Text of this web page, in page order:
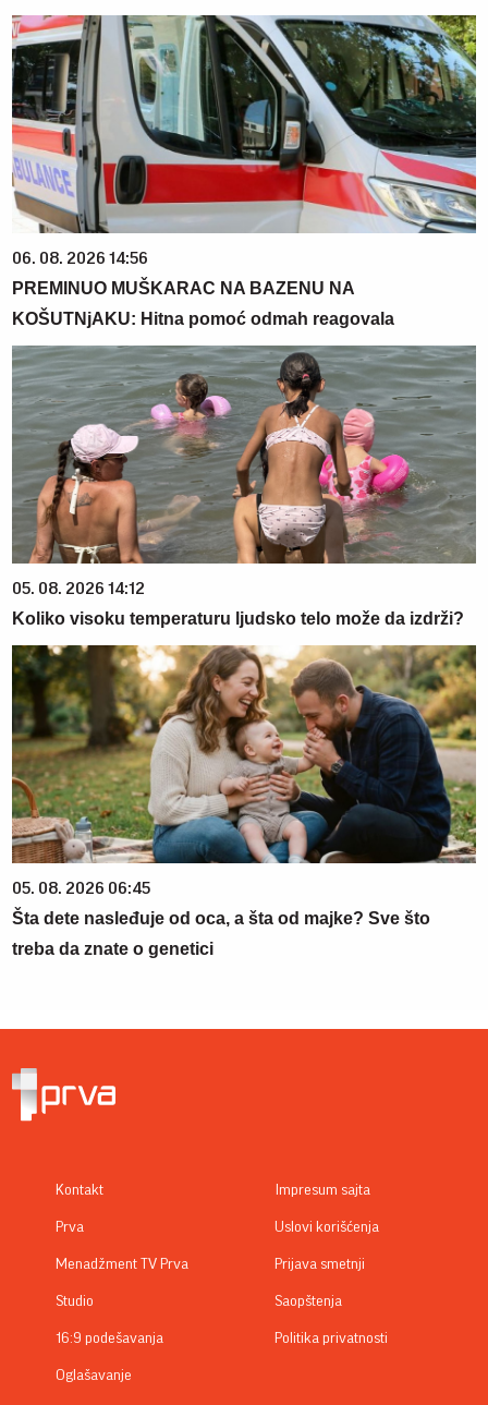
06. 08. 2026 14:56
PREMINUO MUŠKARAC NA BAZENU NA
KOŠUTNjAKU: Hitna pomoć odmah reagovala
05. 08. 2026 14:12
Koliko visoku temperaturu ljudsko telo može da izdrži?
05. 08. 2026 06:45
Šta dete nasleđuje od oca, a šta od majke? Sve što
treba da znate o genetici
Kontakt
Prva
Menadžment TV Prva
Studio
16:9 podešavanja
Oglašavanje
Impresum sajta
Uslovi korišćenja
Prijava smetnji
Saopštenja
Politika privatnosti